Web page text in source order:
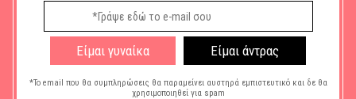
Ελαφριά, δροσερή υφή.
: 1 με 2 φορές την ημέρα. Εφαρμόστε το πρωί και/ή το βράδυ σε
καθαρό δέρμα. Πρόσωπο και λαιμό.
Είμαι γυναίκα Είμαι άντρας
*Το email που θα συμπληρώσεις θα παραμείνει αυστηρά εμπιστευτικό και δε θα
χρησιμοποιηθεί για spam